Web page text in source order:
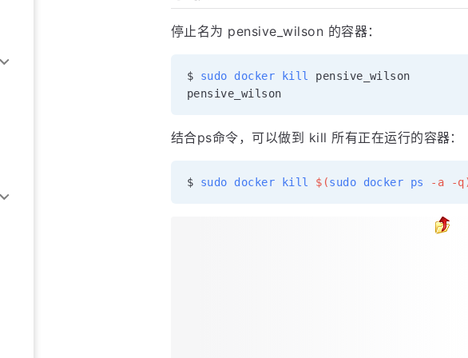
停止名为 pensive_wilson 的容器：
$ sudo docker kill
pensive_wilson
结合ps命令，可以做到 kill 所有正在运行的容器：
$ sudo docker kill $(sudo docker ps -a -q